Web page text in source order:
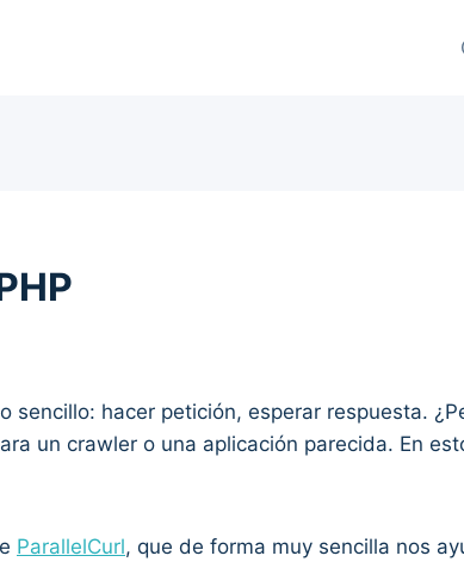
hacer petición, esperar respuesta.
un crawler o una aplicación parecida. En
ParallelCurl, que de forma muy sencilla nos